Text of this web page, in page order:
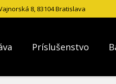
8, 83104 Bratislava
Príslušenstvo